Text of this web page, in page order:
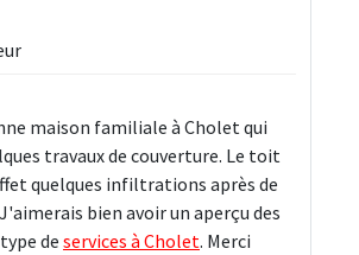
maison familiale à Cholet qui
travaux de couverture. Le toit
quelques infiltrations après de
bien avoir un aperçu des
de services à Cholet. Merci